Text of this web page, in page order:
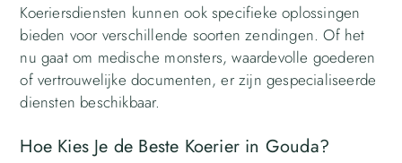
Koeriersdiensten kunnen ook specifieke oplossingen
bieden voor verschillende soorten zendingen. Of het
nu gaat om medische monsters, waardevolle goederen
of vertrouwelijke documenten, er zijn gespecialiseerde
diensten beschikbaar.
Hoe Kies Je de Beste Koerier in Gouda?